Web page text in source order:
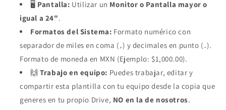
🖥️ Pantalla: Utilizar un Monitor o Pantalla mayor o
igual a 24".
Formatos del Sistema: Formato numérico con
separador de miles en coma ( ,) y decimales en punto ( .).
Formato de moneda en MXN (Ejemplo: $1,000.00).
🙌Trabajo en equipo: Puedes trabajar, editar y
compartir esta plantilla con tu equipo desde la copia que
generes en tu propio Drive, NO en la de nosotros.